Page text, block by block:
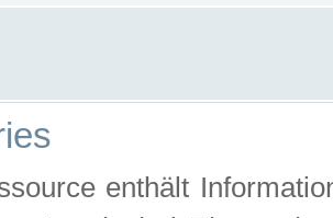
enthält